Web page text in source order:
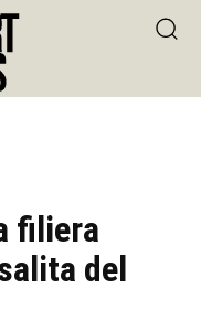
filiera
del